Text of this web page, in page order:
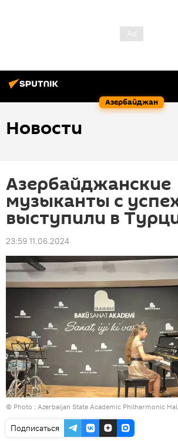
Азербайджан
Новости
Азербайджанские
музыканты с
выступили в
23:59 11.06.2024
© Photo : Azerbaijan State Academic Philharmonic Hall
Подписаться